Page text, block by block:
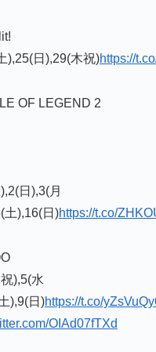
),25(日),29(木祝)https://
OF LEGEND 2
日),3(月
土),16(日)https://t.co/
),5(水
),9(日)https://t.co/
OIAd07fTXd